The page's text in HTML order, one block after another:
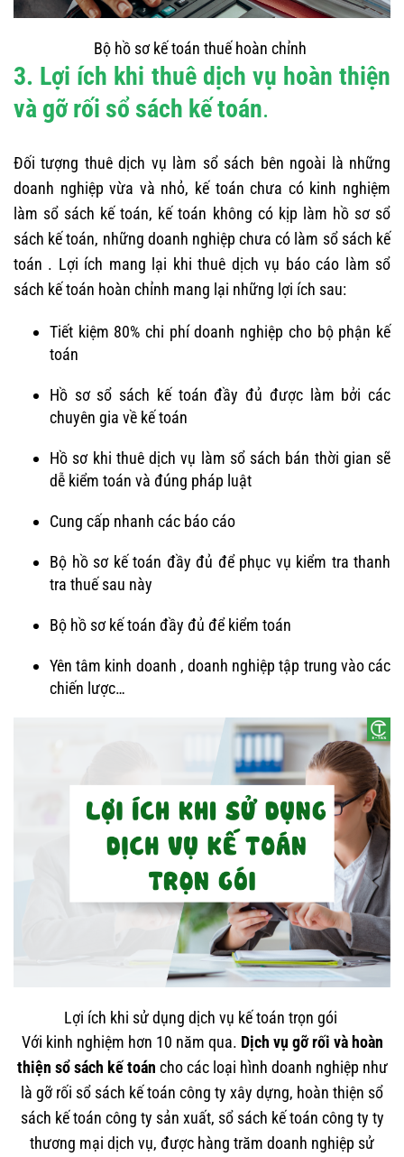
Bộ hồ sơ kế toán thuế hoàn chỉnh
3. Lợi ích khi thuê dịch vụ hoàn thiện
và gỡ rối sổ sách kế toán.
Đối tượng thuê dịch vụ làm sổ sách bên ngoài là những
doanh nghiệp vừa và nhỏ, kế toán chưa có kinh nghiệm
làm sổ sách kế toán, kế toán không có kịp làm hồ sơ sổ
sách kế toán, những doanh nghiệp chưa có làm sổ sách kế
toán . Lợi ích mang lại khi thuê dịch vụ báo cáo làm sổ
sách kế toán hoàn chỉnh mang lại những lợi ích sau:
Tiết kiệm 80% chi phí doanh nghiệp cho bộ phận kế
toán
Hồ sơ sổ sách kế toán đầy đủ được làm bởi các
chuyên gia về kế toán
Hồ sơ khi thuê dịch vụ làm sổ sách bán thời gian sẽ
dễ kiểm toán và đúng pháp luật
Cung cấp nhanh các báo cáo
Bộ hồ sơ kế toán đầy đủ để phục vụ kiểm tra thanh
tra thuế sau này
Bộ hồ sơ kế toán đầy đủ để kiểm toán
Yên tâm kinh doanh , doanh nghiệp tập trung vào các
chiến lược…
Lợi ích khi sử dụng dịch vụ kế toán trọn gói
Với kinh nghiệm hơn 10 năm qua. Dịch vụ gỡ rối và hoàn
thiện sổ sách kế toán cho các loại hình doanh nghiệp như
là gỡ rối sổ sách kế toán công ty xây dựng, hoàn thiện sổ
sách kế toán công ty sản xuất, sổ sách kế toán công ty ty
thương mại dịch vụ, được hàng trăm doanh nghiệp sử